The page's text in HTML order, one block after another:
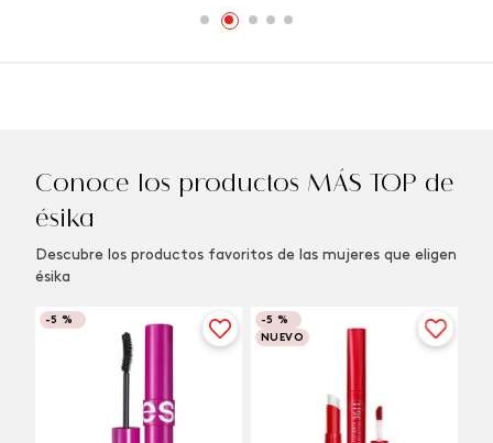
Conoce los productos MÁS TOP de
ésika
Descubre los productos favoritos de las mujeres que eligen
ésika
-5 % -5 %
NUEVO